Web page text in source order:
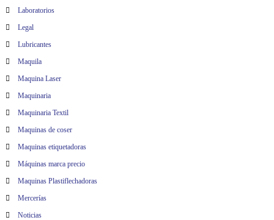
Laboratorios
Legal
Lubricantes
Maquila
Maquina Laser
Maquinaria
Maquinaria Textil
Maquinas de coser
Maquinas etiquetadoras
Máquinas marca precio
Maquinas Plastiflechadoras
Mercerías
Noticias